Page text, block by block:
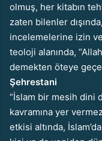
olmuş, her kitabın
zaten bilenler
incelemelerine izin
teoloji alanında,
demekten öteye
Şehrestani
“İslam bir mesih dini
kavramına yer
etkisi altında,